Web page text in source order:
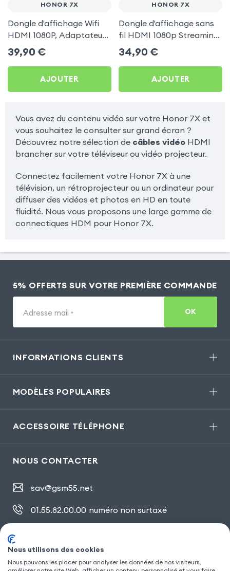
HONOR 7X
Dongle d'affichage Wifi
HDMI 1080P, Adaptateur
d'affichage Vidéo Sans-fil
TV pour Honor 7X
39,90 €
AJOUTER
HONOR 7X
Dongle d'affichage sans
fil HDMI 1080p Streaming,
récepteur vidéo TV
(compatible Miracast,
AirPlay, DLNA) pour
Honor 7X
34,90 €
AJOUTER
Vous avez du contenu vidéo sur votre Honor 7X et
vous souhaitez le consulter sur grand écran ?
Découvrez notre sélection de câbles vidéoHDMI
brancher sur votre téléviseur ou vidéo projecteur.
Connectez facilement votre Honor 7X à une
télévision, un rétroprojecteur ou un ordinateur pour
diffuser des vidéos et photos en HD en toute
fluidité. Nous vous proposons une large gamme de
connectiques HDM pour Honor 7X.
5% OFFERTS SUR VOTRE PREMIÈRE COMMANDE
Adresse mail * OK
INFORMATIONS CLIENTS
MODÈLES POPULAIRES
ACCESSOIRE TÉLÉPHONE
NOUS CONTACTER
sav@gsm55.net
01.55.82.00.00 numéro non surtaxé
Nous utilisons des cookies
Nous pouvons les placer pour analyser les données de nos visiteurs,